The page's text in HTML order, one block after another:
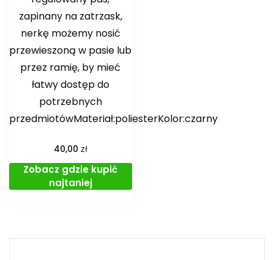
zapinany na zatrzask,
nerkę możemy nosić
przewieszoną w pasie lub
przez ramię, by mieć
łatwy dostęp do
potrzebnych
przedmiotówMateriał:poliesterKolor:czarny
40,00 zł
Zobacz gdzie kupić
najtaniej